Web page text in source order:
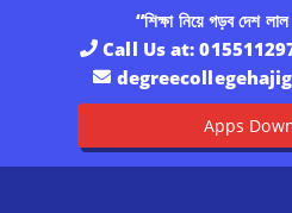
“শিক্ষা নিয়ে গড়ব দেশ
Call Us at:
Apps